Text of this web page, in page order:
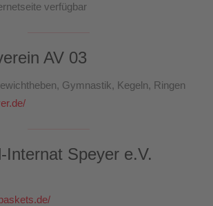
verfügbar
AV 03
Gymnastik, Kegeln, Ringen
Internat Speyer e.V.